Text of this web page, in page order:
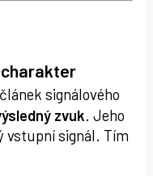
charakter
signálového
zvuk. Jeho
vstupní signál. Tím